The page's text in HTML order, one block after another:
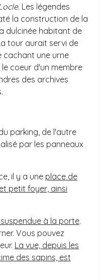
. Les légendes
la construction de la
dulcinée habitant de
tour aurait servi de
cachant une urne
coeur d'un membre
des archives
parking, de l'autre
par les panneaux
il y a une place de
petit foyer, ainsi
à la porte.
Vous pouvez
La vue, depuis les
des sapins, est